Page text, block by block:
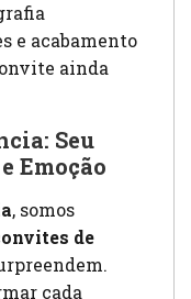
e acabamento
ainda
Seu
Emoção
, somos
de
cada